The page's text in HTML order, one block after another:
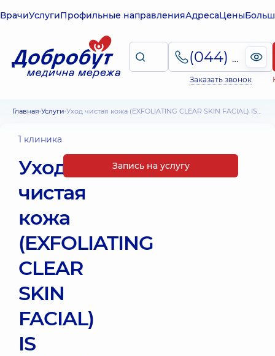
ВрачиУслугиПрофильные направленияАдресаЦены
(044) 495-2-888
Заказать звонок
Главная Услуги Уход чистая кожа (EXFOLIATING CLEAR SKIN FACIAL) IS Clinical
1 клиника
Уход
чистая
кожа
(EXFOLIATING
CLEAR
SKIN
FACIAL)
IS
Запись на услугу